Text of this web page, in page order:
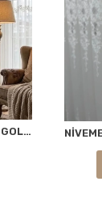
NİVEMESHOME EYLÜLZADE GOLD DETAY 1/3 PİLELİ TÜL PERDE APM